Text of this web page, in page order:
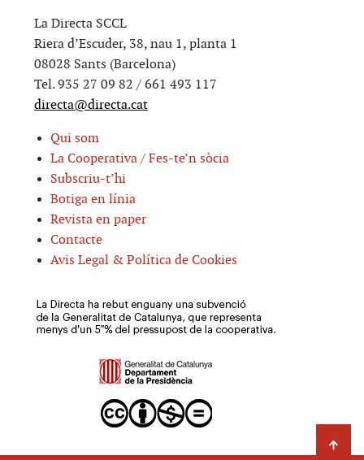
La Directa SCCL
Riera d’Escuder, 38, nau 1, planta 1
08028 Sants (Barcelona)
Tel. 935 27 09 82 / 661 493 117
directa@directa.cat
Qui som
La Cooperativa / Fes-te’n sòcia
Subscriu-t’hi
Botiga en línia
Revista en paper
Contacte
Avis Legal & Política de Cookies